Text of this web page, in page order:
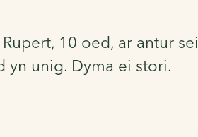
10 oed, ar antur
unig. Dyma ei stori.